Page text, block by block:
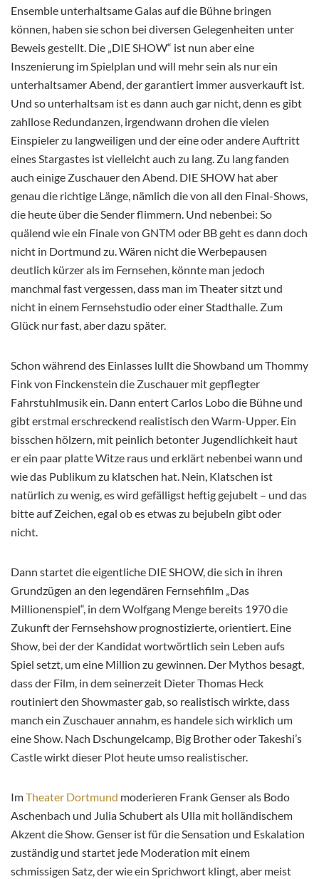
Ensemble unterhaltsame Galas auf die Bühne bringen
können, haben sie schon bei diversen Gelegenheiten unter
Beweis gestellt. Die „DIE SHOW“ ist nun aber eine
Inszenierung im Spielplan und will mehr sein als nur ein
unterhaltsamer Abend, der garantiert immer ausverkauft ist.
Und so unterhaltsam ist es dann auch gar nicht, denn es gibt
zahllose Redundanzen, irgendwann drohen die vielen
Einspieler zu langweiligen und der eine oder andere Auftritt
eines Stargastes ist vielleicht auch zu lang. Zu lang fanden
auch einige Zuschauer den Abend. DIE SHOW hat aber
genau die richtige Länge, nämlich die von all den Final-Shows,
die heute über die Sender flimmern. Und nebenbei: So
quälend wie ein Finale von GNTM oder BB geht es dann doch
nicht in Dortmund zu. Wären nicht die Werbepausen
deutlich kürzer als im Fernsehen, könnte man jedoch
manchmal fast vergessen, dass man im Theater sitzt und
nicht in einem Fernsehstudio oder einer Stadthalle. Zum
Glück nur fast, aber dazu später.
Schon während des Einlasses lullt die Showband um Thommy
Fink von Finckenstein die Zuschauer mit gepflegter
Fahrstuhlmusik ein. Dann entert Carlos Lobo die Bühne und
gibt erstmal erschreckend realistisch den Warm-Upper. Ein
bisschen hölzern, mit peinlich betonter Jugendlichkeit haut
er ein paar platte Witze raus und erklärt nebenbei wann und
wie das Publikum zu klatschen hat. Nein, Klatschen ist
natürlich zu wenig, es wird gefälligst heftig gejubelt – und das
bitte auf Zeichen, egal ob es etwas zu bejubeln gibt oder
nicht.
Dann startet die eigentliche DIE SHOW, die sich in ihren
Grundzügen an den legendären Fernsehfilm „Das
Millionenspiel“, in dem Wolfgang Menge bereits 1970 die
Zukunft der Fernsehshow prognostizierte, orientiert. Eine
Show, bei der der Kandidat wortwörtlich sein Leben aufs
Spiel setzt, um eine Million zu gewinnen. Der Mythos besagt,
dass der Film, in dem seinerzeit Dieter Thomas Heck
routiniert den Showmaster gab, so realistisch wirkte, dass
manch ein Zuschauer annahm, es handele sich wirklich um
eine Show. Nach Dschungelcamp, Big Brother oder Takeshi’s
Castle wirkt dieser Plot heute umso realistischer.
ImTheater Dortmund moderieren Frank Genser als Bodo
Aschenbach und Julia Schubert als Ulla mit holländischem
Akzent die Show. Genser ist für die Sensation und Eskalation
zuständig und startet jede Moderation mit einem
schmissigen Satz, der wie ein Sprichwort klingt, aber meist